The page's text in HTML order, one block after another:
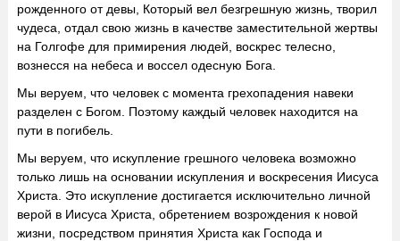
рожденного от девы, Который вел безгрешную жизнь, творил
чудеса, отдал свою жизнь в качестве заместительной жертвы
на Голгофе для примирения людей, воскрес телесно,
вознесся на небеса и воссел одесную Бога.
Мы веруем, что человек с момента грехопадения навеки
разделен с Богом. Поэтому каждый человек находится на
пути в погибель.
Мы веруем, что искупление грешного человека возможно
только лишь на основании искупления и воскресения Иисуса
Христа. Это искупление достигается исключительно личной
верой в Иисуса Христа, обретением возрождения к новой
жизни, посредством принятия Христа как Господа и